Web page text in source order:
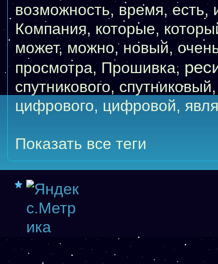
возможность, время,есть,
Компания, которые,
может, можно, новый,
просмотра, Прошивка,
спутникового, спутниковый
цифрового, цифровой,
Показать все теги